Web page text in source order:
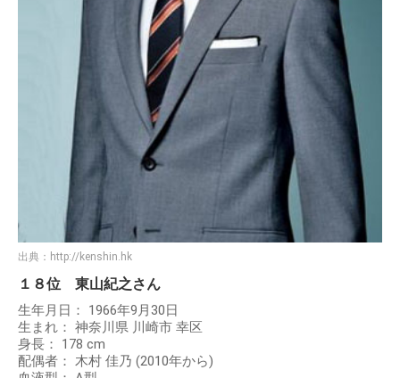
出典： http://kenshin.hk
１８位 東山紀之さん
生年月日： 1966年9月30日
生まれ： 神奈川県 川崎市 幸区
身長： 178 cm
配偶者： 木村 佳乃 (2010年から)